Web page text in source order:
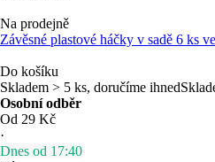
Na prodejně
Závěsné plastové háčky v sadě 6 ks
Do košíku
Skladem > 5 ks, doručíme ihned
Osobní odběr
Od 29 Kč
·
Dnes od 17:40